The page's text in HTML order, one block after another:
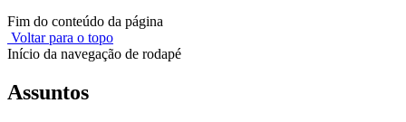
Fim do conteúdo da página
Voltar para o topo
Início da navegação de rodapé
Assuntos